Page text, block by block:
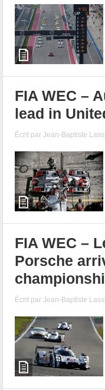
FIA WEC –
lead in
Écrit parJean-Baptiste
FIA WEC –
Porsche
Écrit parJean-Baptiste